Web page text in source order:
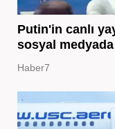
Putin'in canlı
sosyal
Haber7